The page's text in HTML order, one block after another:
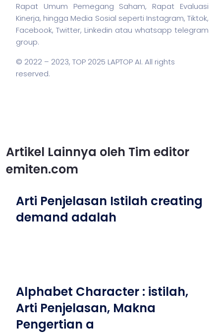
Rapat Umum Pemegang Saham, Rapat Evaluasi
Kinerja, hingga Media Sosial seperti Instagram, Tiktok,
Facebook, Twitter, Linkedin atau whatsapp telegram
group.
© 2022 – 2023, TOP 2025 LAPTOP AI. All rights
reserved.
Artikel Lainnya oleh Tim editor
emiten.com
Arti Penjelasan Istilah creating
demand adalah
Alphabet Character : istilah,
Arti Penjelasan, Makna
Pengertian a